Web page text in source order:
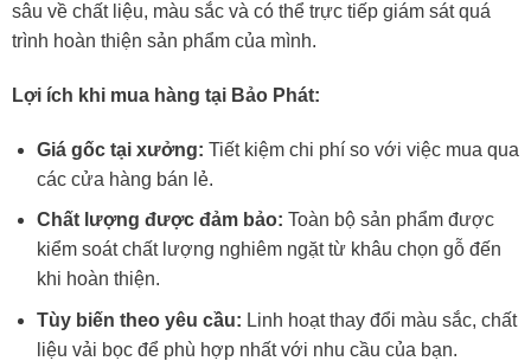
sâu về chất liệu, màu sắc và có thể trực tiếp giám sát quá
trình hoàn thiện sản phẩm của mình.
Lợi ích khi mua hàng tại Bảo Phát:
Giá gốc tại xưởng: Tiết kiệm chi phí so với việc mua qua
các cửa hàng bán lẻ.
Chất lượng được đảm bảo: Toàn bộ sản phẩm được
kiểm soát chất lượng nghiêm ngặt từ khâu chọn gỗ đến
khi hoàn thiện.
Tùy biến theo yêu cầu: Linh hoạt thay đổi màu sắc, chất
liệu vải bọc để phù hợp nhất với nhu cầu của bạn.